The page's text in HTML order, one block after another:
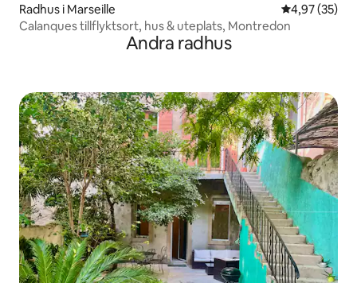
Radhus i Marseille 4,97 av 5 i
4,97 (35)
Calanques tillflyktsort, hus & uteplats, Montredon
Andra radhus